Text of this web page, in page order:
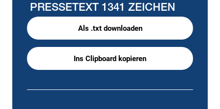
PRESSETEXT 1341 ZEICHEN
Als .txt downloaden
Ins Clipboard kopieren